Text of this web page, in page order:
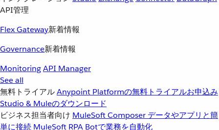
API管理
Flex Gateway新着情報
Governance新着情報
MonitoringAPI Manager
See all
無料トライアルAnypoint Platformの無料トライアルお申込み
Studio & Muleのダウンロード
ビジネス担当者向け MuleSoft Composer データやアプリと簡
単に接続 MuleSoft RPA Botで業務を自動化